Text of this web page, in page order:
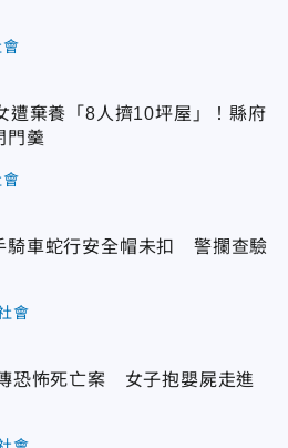
會
遭棄養「8人擠10坪屋」！縣府
門羹
會
騎車蛇行安全帽未扣 警攔查驗
會
恐怖死亡案 女子抱嬰屍走進